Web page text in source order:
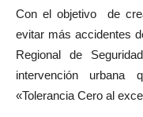
Con el objetivo de
evitar más accidentes
Regional de
intervención
«Tolerancia Cero al